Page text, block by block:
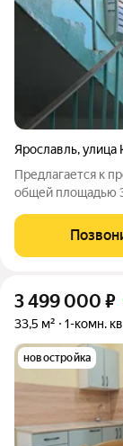
Ярославль,улица
Предлагается к
общей площадью
жилое. Не
Сантехника вся
3 499 000 ₽
33,5 м² 1-комн.
новостройка